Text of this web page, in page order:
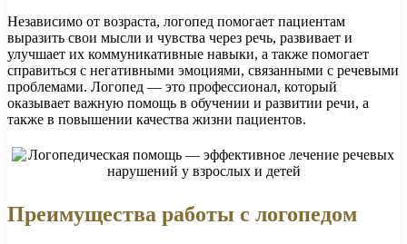
Независимо от возраста, логопед помогает пациентам
выразить свои мысли и чувства через речь, развивает и
улучшает их коммуникативные навыки, а также помогает
справиться с негативными эмоциями, связанными с речевыми
проблемами. Логопед — это профессионал, который
оказывает важную помощь в обучении и развитии речи, а
также в повышении качества жизни пациентов.
Преимущества работы с логопедом